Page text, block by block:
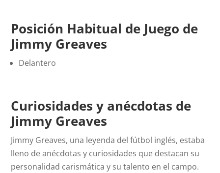
Posición Habitual de Juego de
Jimmy Greaves
Delantero
Curiosidades y anécdotas de
Jimmy Greaves
Jimmy Greaves, una leyenda del fútbol inglés, estaba
lleno de anécdotas y curiosidades que destacan su
personalidad carismática y su talento en el campo.